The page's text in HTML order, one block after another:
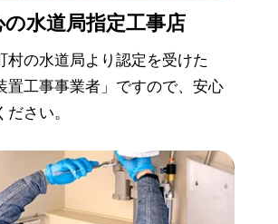
の水道局指定工事店
村の水道局より認定を受けた
置工事事業者」ですので、安心
さい。